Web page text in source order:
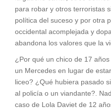
para robar y otros terroristas
política del suceso y por otra
occidental acomplejada y
abandona los valores que la
¿Por qué un chico de 17
un Mercedes en lugar de
liceo? ¿Qué hubiera pasado
al policía o un viandante?.
caso de Lola Daviet de 12